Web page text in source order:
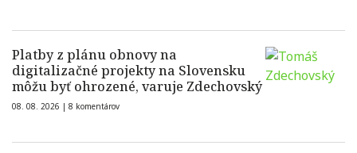
Platby z plánu obnovy na
digitalizačné projekty na Slovensku
môžu byť ohrozené, varuje Zdechovský
08. 08. 2026 | 8 komentárov